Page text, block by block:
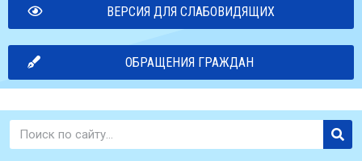
ВЕРСИЯ ДЛЯ СЛАБОВИДЯЩИХ
ОБРАЩЕНИЯ ГРАЖДАН